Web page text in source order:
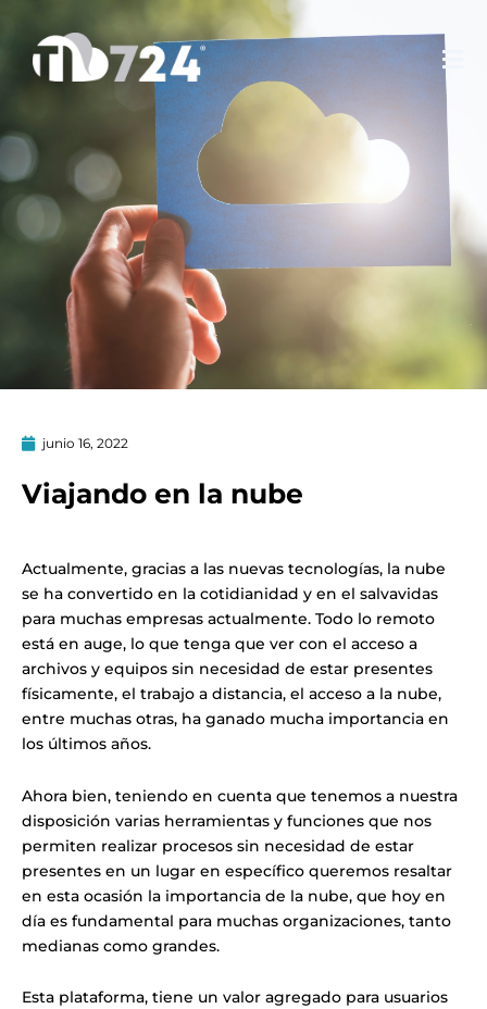
contenido
junio 16, 2022
Viajando en la nube
Actualmente, gracias a las nuevas tecnologías, la nube
se ha convertido en la cotidianidad y en el salvavidas
para muchas empresas actualmente. Todo lo remoto
está en auge, lo que tenga que ver con el acceso a
archivos y equipos sin necesidad de estar presentes
físicamente, el trabajo a distancia, el acceso a la nube,
entre muchas otras, ha ganado mucha importancia en
los últimos años.
Ahora bien, teniendo en cuenta que tenemos a nuestra
disposición varias herramientas y funciones que nos
permiten realizar procesos sin necesidad de estar
presentes en un lugar en específico queremos resaltar
en esta ocasión la importancia de la nube, que hoy en
día es fundamental para muchas organizaciones, tanto
medianas como grandes.
Esta plataforma, tiene un valor agregado para usuarios